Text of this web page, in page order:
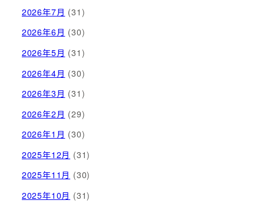
2026年7月 (31)
2026年6月 (30)
2026年5月 (31)
2026年4月 (30)
2026年3月 (31)
2026年2月 (29)
2026年1月 (30)
2025年12月 (31)
2025年11月 (30)
2025年10月 (31)